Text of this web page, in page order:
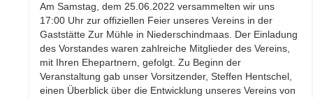
Am Samstag, dem 25.06.2022 versammelten wir uns
17:00 Uhr zur offiziellen Feier unseres Vereins in der
Gaststätte Zur Mühle in Niederschindmaas. Der Einladung
des Vorstandes waren zahlreiche Mitglieder des Vereins,
mit Ihren Ehepartnern, gefolgt. Zu Beginn der
Veranstaltung gab unser Vorsitzender, Steffen Hentschel,
einen Überblick über die Entwicklung unseres Vereins von